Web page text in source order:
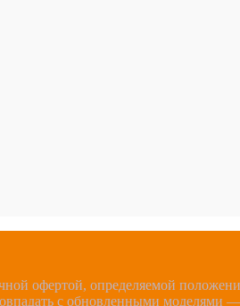
офертой, определяемой
с обновленными